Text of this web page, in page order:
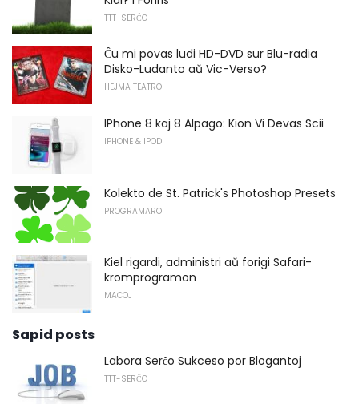
TTT-SERĈO
Ĉu mi povas ludi HD-DVD sur Blu-radia
Disko-Ludanto aŭ Vic-Verso?
HEJMA TEATRO
IPhone 8 kaj 8 Alpago: Kion Vi Devas Scii
IPHONE & IPOD
Kolekto de St. Patrick's Photoshop Presets
PROGRAMARO
Kiel rigardi, administri aŭ forigi Safari-
kromprogramon
MACOJ
Sapid posts
Labora Serĉo Sukceso por Blogantoj
TTT-SERĈO